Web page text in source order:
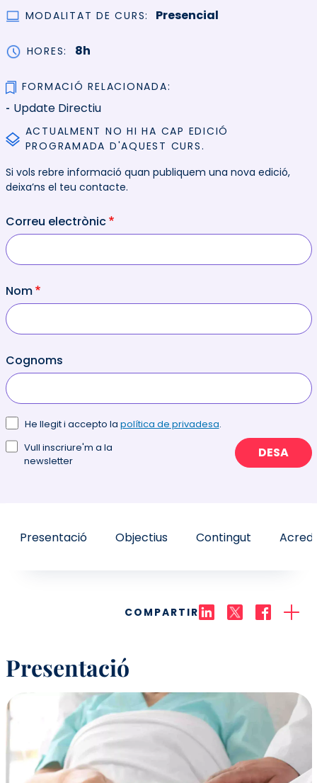
MODALITAT DE CURS Presencial
HORES 8h
FORMACIÓ RELACIONADA
Update Directiu
ACTUALMENT NO HI HA CAP EDICIÓ
PROGRAMADA D'AQUEST CURS.
Si vols rebre informació quan publiquem una nova edició,
deixa’ns el teu contacte.
Correu electrònic
Nom
Cognoms
He llegit i accepto la política de privadesa.
Vull inscriure'm a la
newsletter
DESA
Presentació Objectius Contingut
COMPARTIR
Presentació